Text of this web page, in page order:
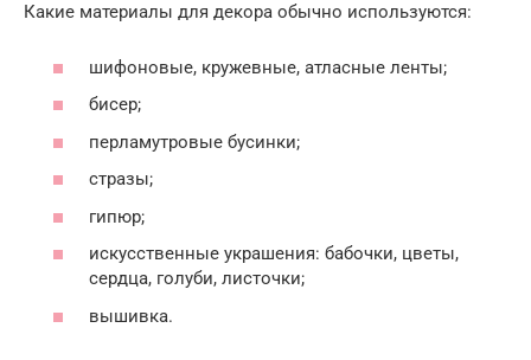
Какие материалы для декора обычно используются:
шифоновые, кружевные, атласные ленты;
бисер;
перламутровые бусинки;
стразы;
гипюр;
искусственные украшения: бабочки, цветы,
сердца, голуби, листочки;
вышивка.